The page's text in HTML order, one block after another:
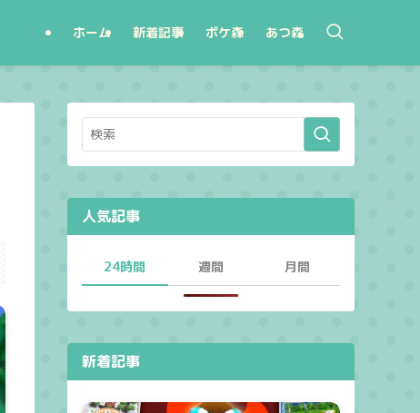
ホーム 新着記事 ポケ森 あつ森
人気記事
24時間 週間 月間
新着記事